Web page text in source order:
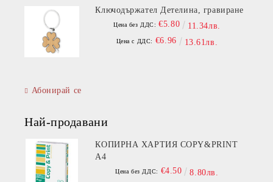
Ключодържател Детелина, гравиране
Цена без ДДС: €5.80 11.34лв.
Цена с ДДС: €6.96 13.61лв.
Абонирай се
Най-продавани
КОПИРНА ХАРТИЯ COPY&PRINT
A4
Цена без ДДС: €4.50 8.80лв.